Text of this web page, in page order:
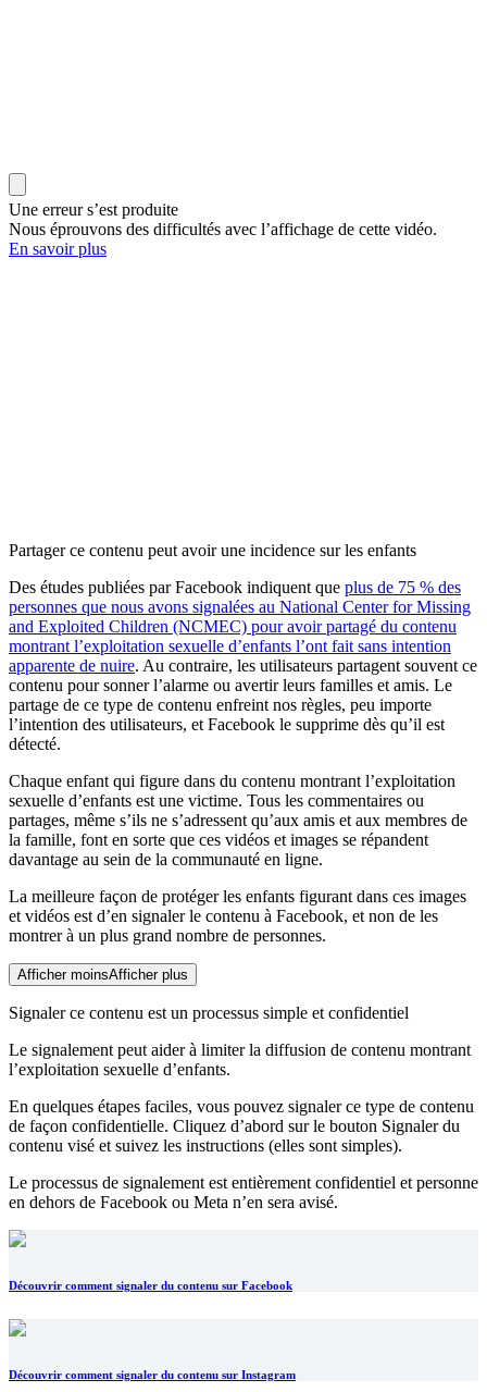
Une erreur s’est produite
Nous éprouvons des difficultés avec l’affichage de cette vidéo.
En savoir plus
Partager ce contenu peut avoir une incidence sur les enfants
Des études publiées par Facebook indiquent que plus de 75 % des
personnes que nous avons signalées au National Center for Missing
and Exploited Children (NCMEC) pour avoir partagé du contenu
montrant l’exploitation sexuelle d’enfants l’ont fait sans intention
apparente de nuire. Au contraire, les utilisateurs partagent souvent ce
contenu pour sonner l’alarme ou avertir leurs familles et amis. Le
partage de ce type de contenu enfreint nos règles, peu importe
l’intention des utilisateurs, et Facebook le supprime dès qu’il est
détecté.
Chaque enfant qui figure dans du contenu montrant l’exploitation
sexuelle d’enfants est une victime. Tous les commentaires ou
partages, même s’ils ne s’adressent qu’aux amis et aux membres de
la famille, font en sorte que ces vidéos et images se répandent
davantage au sein de la communauté en ligne.
La meilleure façon de protéger les enfants figurant dans ces images
et vidéos est d’en signaler le contenu à Facebook, et non de les
montrer à un plus grand nombre de personnes.
Afficher moinsAfficher plus
Signaler ce contenu est un processus simple et confidentiel
Le signalement peut aider à limiter la diffusion de contenu montrant
l’exploitation sexuelle d’enfants.
En quelques étapes faciles, vous pouvez signaler ce type de contenu
de façon confidentielle. Cliquez d’abord sur le bouton Signaler du
contenu visé et suivez les instructions (elles sont simples).
Le processus de signalement est entièrement confidentiel et personne
en dehors de Facebook ou Meta n’en sera avisé.
Découvrir comment signaler du contenu sur Facebook
Découvrir comment signaler du contenu sur Instagram